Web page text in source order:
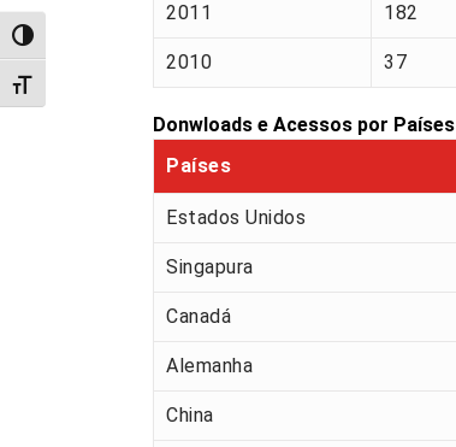
Alternar alto contraste
Alternar tamanho da fonte
2011 182
2010 37
Donwloads e Acessos por Países
Países
Estados Unidos
Singapura
Canadá
Alemanha
China